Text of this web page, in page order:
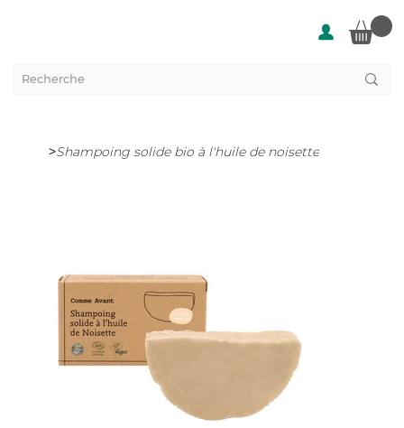
>Shampoing solide bio à l'huile de noisette